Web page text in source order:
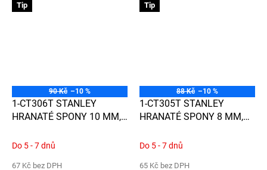
Tip
90 Kč –10 %
1-CT306T STANLEY
HRANATÉ SPONY 10 MM,
Do 5 - 7 dnů
67 Kč bez DPH
Tip
88 Kč –10 %
1-CT305T STANLEY
HRANATÉ SPONY 8 MM,
Do 5 - 7 dnů
65 Kč bez DPH